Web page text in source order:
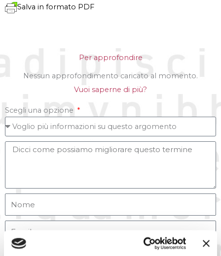
Salva in formato PDF
Per approfondire
Nessun approfondimento caricato al momento.
Vuoi saperne di più?
Scegli una opzione